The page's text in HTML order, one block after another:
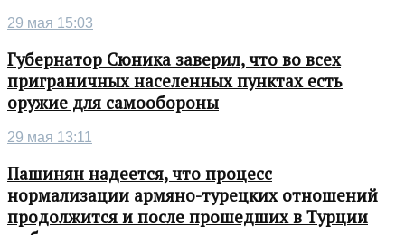
29 мая 15:03
Губернатор Сюника заверил, что во всех
приграничных населенных пунктах есть
оружие для самообороны
29 мая 13:11
Пашинян надеется, что процесс
нормализации армяно-турецких отношений
продолжится и после прошедших в Турции